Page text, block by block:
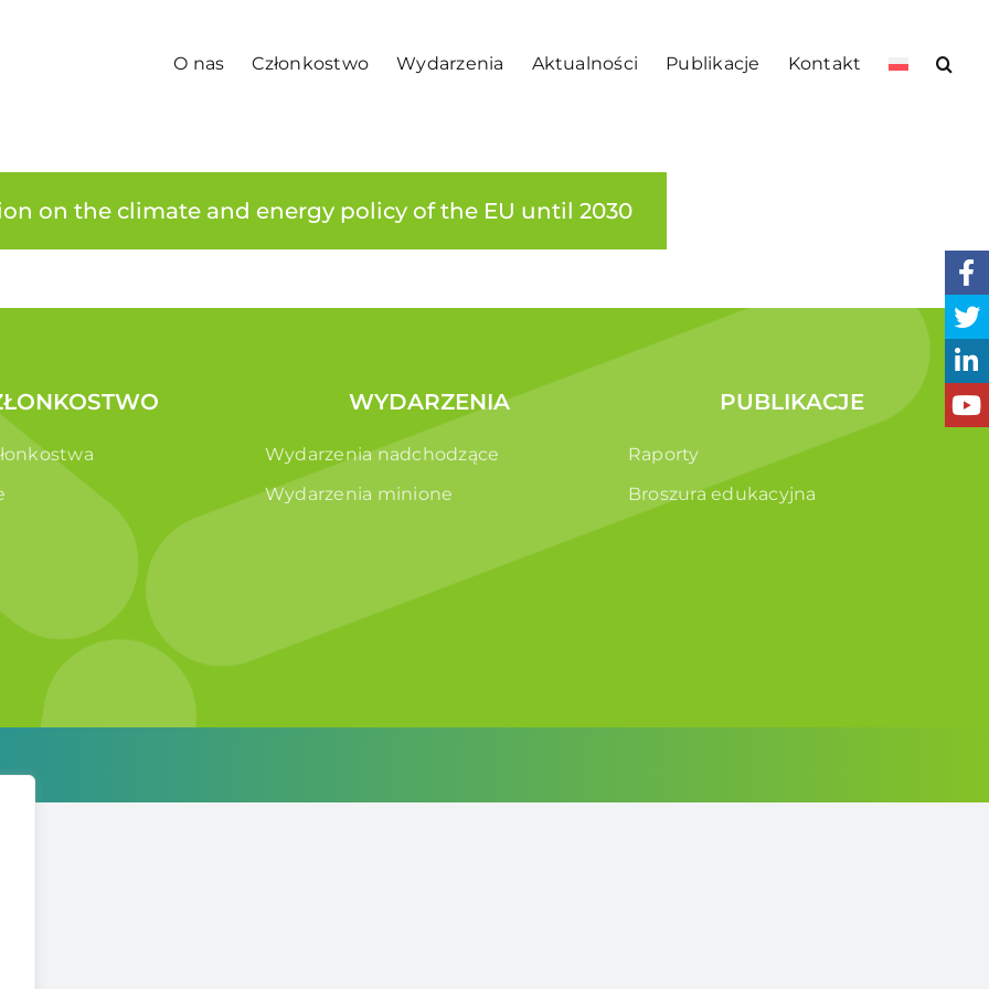
O nas Członkostwo Wydarzenia Aktualności Publikacje Kontakt
on the climate and energy policy of the EU until 2030
WYDARZENIA
Wydarzenia nadchodzące
Wydarzenia minione
PUBLIKACJE
Raporty
Broszura edukacyjna